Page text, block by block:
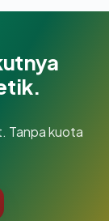
Tanpa kuota